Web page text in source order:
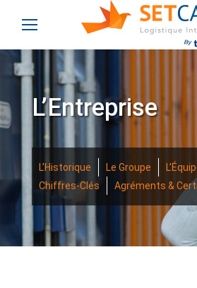
L’Entreprise
L’Historique Le Groupe
Chiffres-Clés
Agréments &